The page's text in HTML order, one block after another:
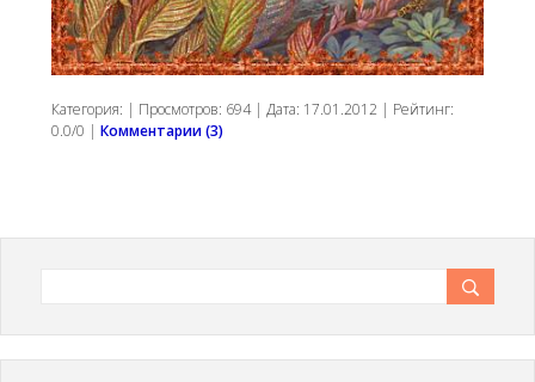
Категория: | Просмотров: 694 | Дата: 17.01.2012 | Рейтинг:
0.0/0 | Комментарии (3)